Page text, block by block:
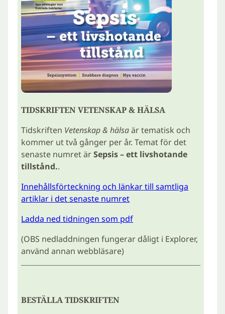
TIDSKRIFTEN VETENSKAP & HÄLSA
Tidskriften Vetenskap & hälsaär tematisk och
kommer ut två gånger per år. Temat för det
senaste numret ärSepsis – ett livshotande
tillstånd..
Innehållsförteckning och länkar till samtliga
artiklar i det senaste numret
Ladda ned tidningen som pdf
(OBS nedladdningen fungerar dåligt i Explorer,
använd annan webbläsare)
BESTÄLLA TIDSKRIFTEN